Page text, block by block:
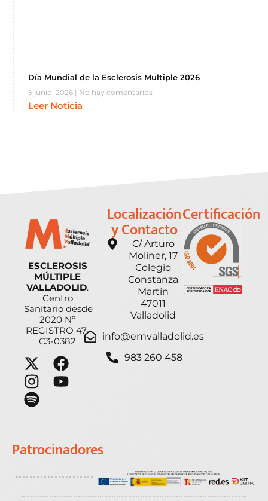
Día Mundial de la Esclerosis Multiple 2026
5 junio, 2026 No hay comentarios
Leer Noticia
ESCLEROSIS
MÚLTIPLE
VALLADOLID.
Centro
Sanitario desde
2020 Nº
REGISTRO 47-
C3-0382
Localización
y Contacto
C/ Arturo
Moliner, 17
Colegio
Constanza
Martín
47011
Valladolid
info@emvalladolid.es
983 260 458
Certificación
Patrocinadores